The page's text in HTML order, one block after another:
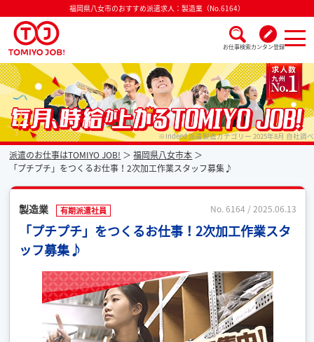
福岡県八女市のおすすめ派遣求人：製造業（No.6164）
お仕事検索カンタン登録
派遣なら毎月時給が上がるトミヨジョブ ※Indeed 派遣製造カテゴリー 2025年8月 自社調べ
派遣のお仕事はTOMIYO JOB!
福岡県八女市本
「プチプチ」をつくるお仕事！2次加工作業スタッフ募集♪
製造業 有期派遣社員 No. 6164 / 2025.06.13
「プチプチ」をつくるお仕事！2次加工作業スタ
ッフ募集♪